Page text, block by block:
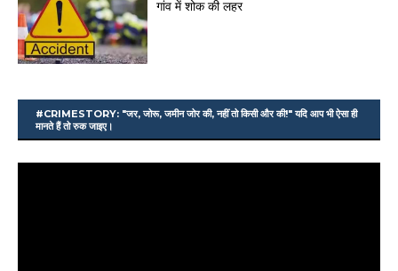
गांव में शोक की लहर
#CRIMESTORY: "जर, जोरू, जमीन जोर की, नहीं तो किसी और की!" यदि आप भी ऐसा ही
मानते हैं तो रुक जाइए।